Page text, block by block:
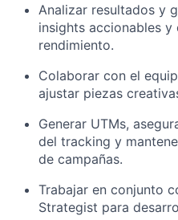
Analizar resultados y
insights accionables y
rendimiento.
Colaborar con el
ajustar piezas
Generar UTMs,
del tracking y
de campañas.
Trabajar en conjunto
Strategist para